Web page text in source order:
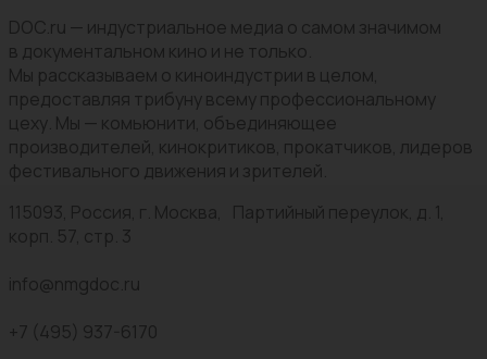
DOC.ru — индустриальное медиа о самом значимом
в документальном кино и не только.
Мы рассказываем о киноиндустрии в целом,
предоставляя трибуну всему профессиональному
цеху. Мы — комьюнити, объединяющее
производителей, кинокритиков, прокатчиков, лидеров
фестивального движения и зрителей.
115093, Россия, г. Москва, Партийный переулок, д. 1,
корп. 57, стр. 3
info@nmgdoc.ru
+7 (495) 937-6170